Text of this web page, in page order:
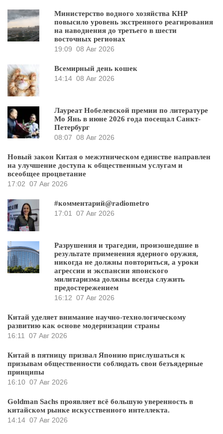
Министерство водного хозяйства КНР
повысило уровень экстренного реагирования
на наводнения до третьего в шести
восточных регионах
19:09 08 Авг 2026
Всемирный день кошек
14:14 08 Авг 2026
Лауреат Нобелевской премии по литературе
Мо Янь в июне 2026 года посещал Санкт-
Петербург
08:07 08 Авг 2026
Новый закон Китая о межэтническом единстве направлен
на улучшение доступа к общественным услугам и
всеобщее процветание
17:02 07 Авг 2026
#комментарий@radiometro
17:01
07 Авг 2026
Разрушения и трагедии, произошедшие в
результате применения ядерного оружия,
никогда не должны повториться, а уроки
агрессии и экспансии японского
милитаризма должны всегда служить
предостережением
16:12 07 Авг 2026
Китай уделяет внимание научно-технологическому
развитию как основе модернизации страны
16:11
07 Авг 2026
Китай в пятницу призвал Японию прислушаться к
призывам общественности соблюдать свои безъядерные
принципы
16:10 07 Авг 2026
Goldman Sachs проявляет всё большую уверенность в
китайском рынке искусственного интеллекта.
14:14 07 Авг 2026